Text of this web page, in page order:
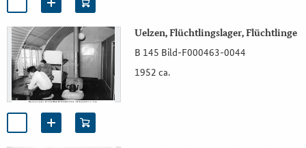
Uelzen, Flüchtlingslager, Flüchtlinge
B 145 Bild-F000463-0044
1952 ca.